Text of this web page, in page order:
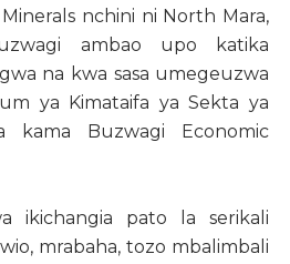
nchini ni North Mara,
ambao upo katika
na kwa sasa umegeuzwa
ya Kimataifa ya Sekta ya
kama Buzwagi Economic
ikichangia pato la serikali
mrabaha, tozo mbalimbali